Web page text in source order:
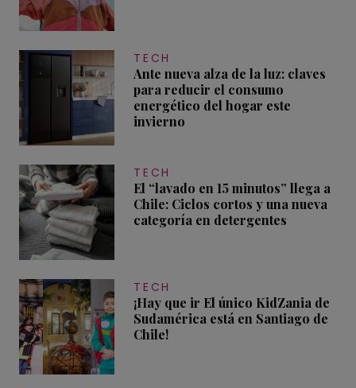
TECH
Ante nueva alza de la luz: claves
para reducir el consumo
energético del hogar este
invierno
TECH
El “lavado en 15 minutos” llega a
Chile: Ciclos cortos y una nueva
categoría en detergentes
TECH
¡Hay que ir El único KidZania de
Sudamérica está en Santiago de
Chile!